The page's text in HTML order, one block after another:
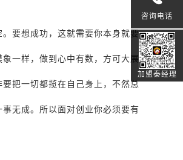
要想成功，这就需要你本身就要
一样，做到心中有数，方可大展
把一切都揽在自己身上，不然总
无成。所以面对创业你必须要有
咨询电话
加盟秦经理